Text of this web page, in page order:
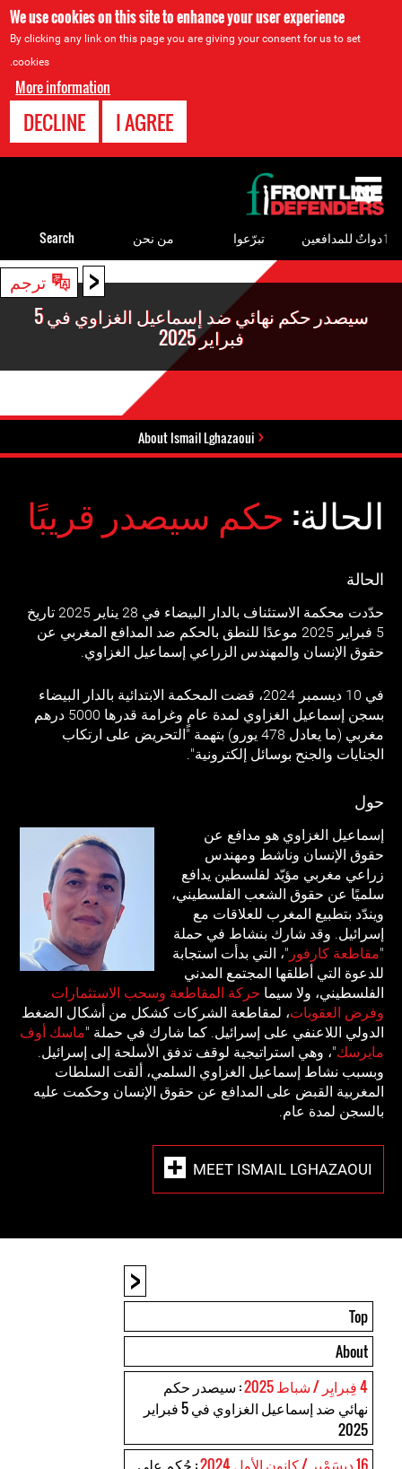
We use cookies on this site to enhance your user experience
By clicking any link on this page you are giving your consent for us to set
cookies.
More information
I AGREE
DECLINE
< ترجم
سيصدر حكم نهائي ضد إسماعيل الغزاوي في 5
فبراير 2025
About Ismail Lghazaoui
الحالة: حكم سيصدر قريبًا
الحالة
حدّدت محكمة الاستئناف بالدار البيضاء في 28 يناير 2025 تاريخ
5 فبراير 2025 موعدًا للنطق بالحكم ضد المدافع المغربي عن
حقوق الإنسان والمهندس الزراعي إسماعيل الغزاوي.
في 10 ديسمبر 2024، قضت المحكمة الابتدائية بالدار البيضاء
بسجن إسماعيل الغزاوي لمدة عامٍ وغرامة قدرها 5000 درهم
مغربي (ما يعادل 478 يورو) بتهمة "التحريض على ارتكاب
الجنايات والجنح بوسائل إلكترونية".
حول
إسماعيل الغزاوي هو مدافع عن
حقوق الإنسان وناشط ومهندس
زراعي مغربي مؤيّد لفلسطين يدافع
سلميًا عن حقوق الشعب الفلسطيني،
ويندّد بتطبيع المغرب للعلاقات مع
إسرائيل. وقد شارك بنشاط في حملة
"مقاطعة كارفور "، التي بدأت استجابة
للدعوة التي أطلقها المجتمع المدني
الفلسطيني، ولا سيما حركة المقاطعة وسحب الاستثمارات
وفرض العقوبات، لمقاطعة الشركات كشكل من أشكال الضغط
الدولي اللاعنفي على إسرائيل. كما شارك في حملة "ماسك أوف
مايرسك"، وهي استراتيجية لوقف تدفق الأسلحة إلى إسرائيل.
وبسبب نشاط إسماعيل الغزاوي السلمي، ألقت السلطات
المغربية القبض على المدافع عن حقوق الإنسان وحكمت عليه
بالسجن لمدة عام.
MEET ISMAIL LGHAZAOUI
<
Top
About
4 فِبرايِر / شباط 2025
: سيصدر حكم
نهائي ضد إسماعيل الغزاوي في 5 فبراير
2025
16 ديسَمْبِر / كانون الأول 2024
: حُكم على
to
top
ٲدواتٌ للمدافعين تبرّعوا من نحن Search